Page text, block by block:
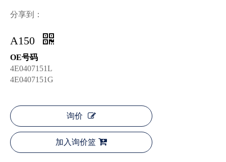
分享到：
A150
OE号码
4E0407151L
4E0407151G
询价
加入询价篮